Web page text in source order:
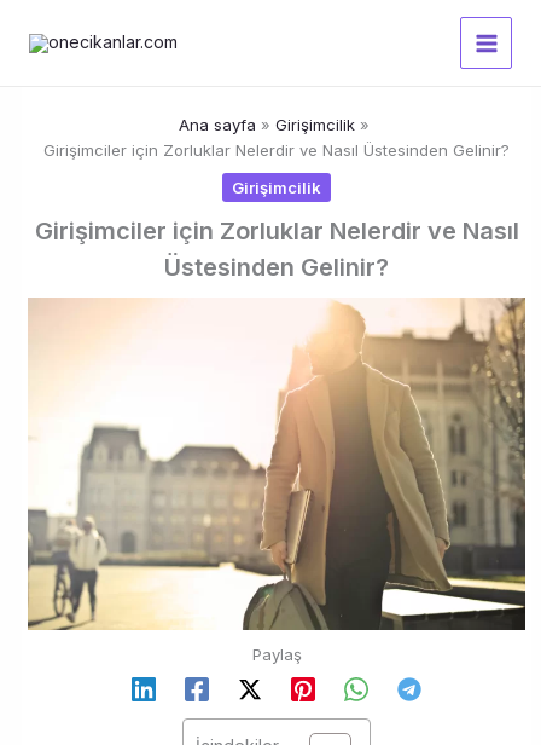
Ana sayfa
Girişimcilik
Girişimciler için Zorluklar Nelerdir ve Nasıl Üstesinden Gelinir?
Girişimcilik
Girişimciler için Zorluklar Nelerdir ve Nasıl
Üstesinden Gelinir?
Paylaş